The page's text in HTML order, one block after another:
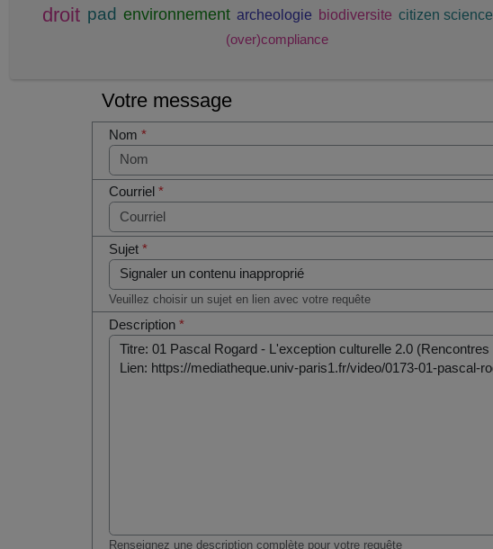
droit pad environnement archeologie biodiversite citizen science
(over)compliance
Votre message
Nom*
Courriel*
Sujet*
Veuillez choisir un sujet en lien avec votre requête
Description*
Renseignez une description complète pour votre requête